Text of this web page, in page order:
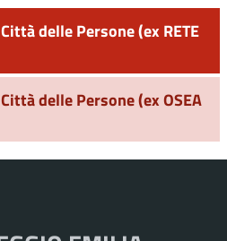
delle Persone (ex RETE
delle Persone (ex OSEA